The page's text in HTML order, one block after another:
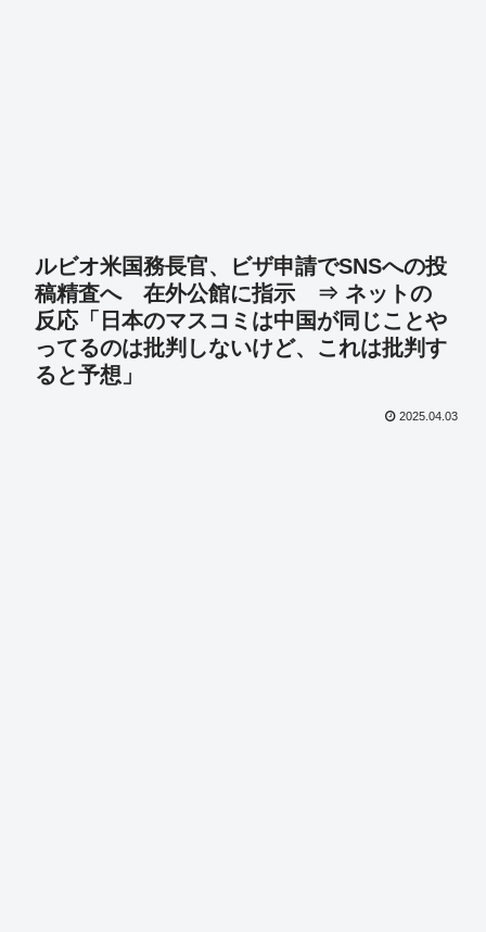
ルビオ米国務長官、ビザ申請でSNSへの投
稿精査へ 在外公館に指示 ⇒ ネットの
反応「日本のマスコミは中国が同じことや
ってるのは批判しないけど、これは批判す
ると予想」
2025.04.03